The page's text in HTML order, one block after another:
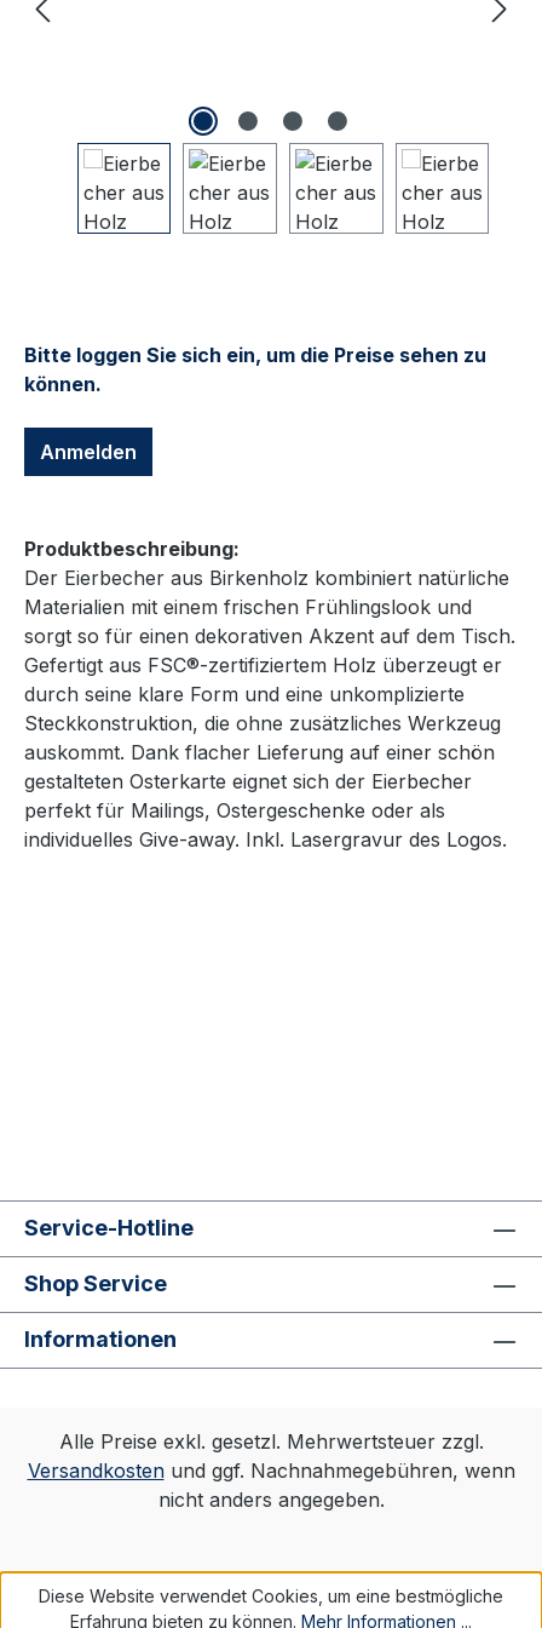
Bitte loggen Sie sich ein, um die Preise sehen zu
können.
Anmelden
Produktbeschreibung:
Der Eierbecher aus Birkenholz kombiniert natürliche
Materialien mit einem frischen Frühlingslook und
sorgt so für einen dekorativen Akzent auf dem Tisch.
Gefertigt aus FSC®-zertifiziertem Holz überzeugt er
durch seine klare Form und eine unkomplizierte
Steckkonstruktion, die ohne zusätzliches Werkzeug
auskommt. Dank flacher Lieferung auf einer schön
gestalteten Osterkarte eignet sich der Eierbecher
perfekt für Mailings, Ostergeschenke oder als
individuelles Give-away. Inkl. Lasergravur des Logos.
Service-Hotline
Shop Service
Informationen
Alle Preise exkl. gesetzl. Mehrwertsteuer zzgl.
Versandkostenund ggf. Nachnahmegebühren, wenn
nicht anders angegeben.
Diese Website verwendet Cookies, um eine bestmögliche
Erfahrung bieten zu können. Mehr Informationen ...